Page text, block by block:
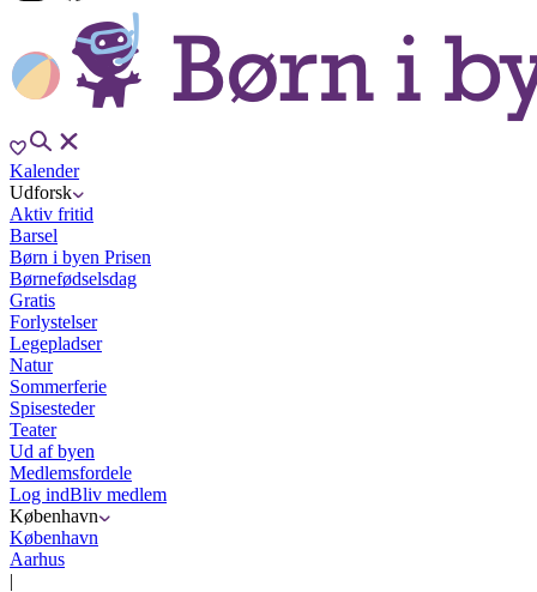
Kalender
Udforsk
Aktiv fritid
Barsel
Børn i byen Prisen
Børnefødselsdag
Gratis
Forlystelser
Legepladser
Natur
Sommerferie
Spisesteder
Teater
Ud af byen
Medlemsfordele
Log indBliv medlem
København
København
Aarhus
|